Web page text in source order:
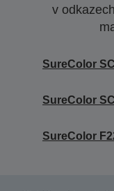
v
SureColor
SureColor
SureColor